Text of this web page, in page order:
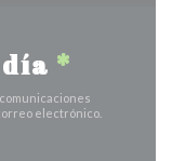
*
electrónico.